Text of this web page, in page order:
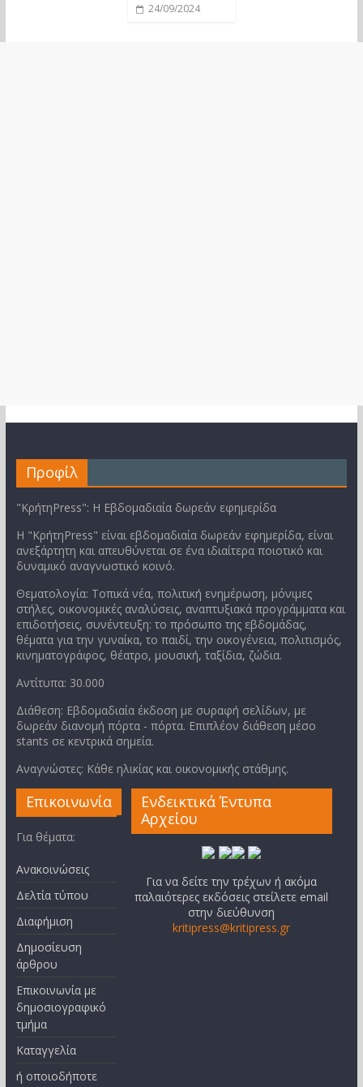
24/09/2024
Προφίλ
"ΚρήτηPress": Η Εβδομαδιαία δωρεάν εφημερίδα
Η "ΚρήτηPress" είναι εβδομαδιαία δωρεάν εφημερίδα, είναι
ανεξάρτητη και απευθύνεται σε ένα ιδιαίτερα ποιοτικό και
δυναμικό αναγνωστικό κοινό.
Θεματολογία: Τοπικά νέα, πολιτική ενημέρωση, μόνιμες
στήλες, οικονομικές αναλύσεις, αναπτυξιακά προγράμματα και
επιδοτήσεις, συνέντευξη: το πρόσωπο της εβδομάδας,
θέματα για την γυναίκα, το παιδί, την οικογένεια, πολιτισμός,
κινηματογράφος, θέατρο, μουσική, ταξίδια, ζώδια.
Αντίτυπα: 30.000
Διάθεση: Εβδομαδιαία έκδοση με συραφή σελίδων, με
δωρεάν διανομή πόρτα - πόρτα. Επιπλέον διάθεση μέσο
stants σε κεντρικά σημεία.
Αναγνώστες: Κάθε ηλικίας και οικονομικής στάθμης.
Επικοινωνία
Για θέματα:
Ανακοινώσεις
Δελτία τύπου
Διαφήμιση
Δημοσίευση
άρθρου
Επικοινωνία με
δημοσιογραφικό
τμήμα
Καταγγελία
ή οποιοδήποτε
Ενδεικτικά Έντυπα
Αρχείου
Για να δείτε την τρέχων ή ακόμα
παλαιότερες εκδόσεις στείλετε email
στην διεύθυνση
kritipress@kritipress.gr